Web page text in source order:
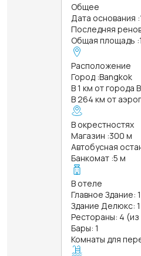
Общее
Дата основания :
Последняя
Общая площадь :
Расположение
Город :Bangkok
В 1 км от города
В 264 км от
В окрестностях
Магазин :300 м
Автобусная
Банкомат :5 м
В отеле
Главное Здание:
Здание Делюкс:
Рестораны: 4 (из
Бары: 1
Комнаты для